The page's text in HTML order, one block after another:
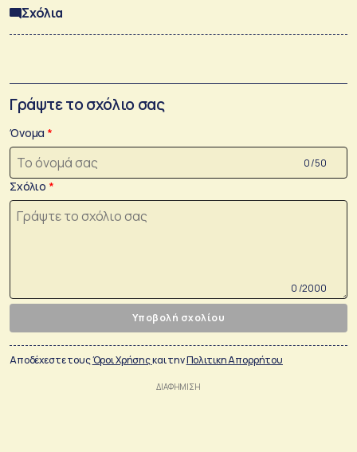
Σχόλια
Γράψτε το σχόλιο σας
Όνομα
0 /50
Σχόλιο
0 /2000
Υποβολή σχολίου
Αποδέχεστε τουςΌροι Χρήσηςκαι τηνΠολιτικη Απορρήτου